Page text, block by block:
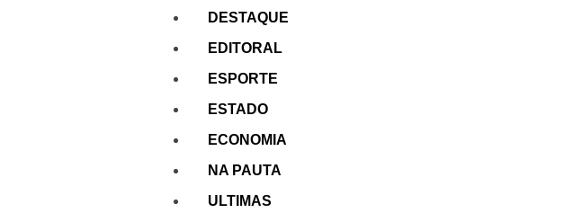
DESTAQUE
EDITORAL
ESPORTE
ESTADO
ECONOMIA
NA PAUTA
ULTIMAS